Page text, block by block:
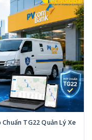
TG22 Quản Lý Xe